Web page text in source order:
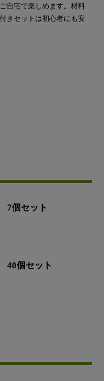
自宅で楽しめます。材料
きセットは初心者にも安
7個セット
40個セット